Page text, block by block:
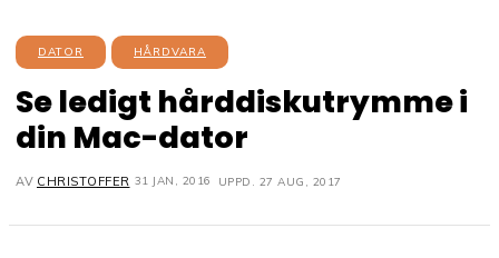
DATOR HÅRDVARA
Se ledigt hårddiskutrymme i
din Mac-dator
AV CHRISTOFFER 31 JAN, 2016 UPPD. 27 AUG, 2017